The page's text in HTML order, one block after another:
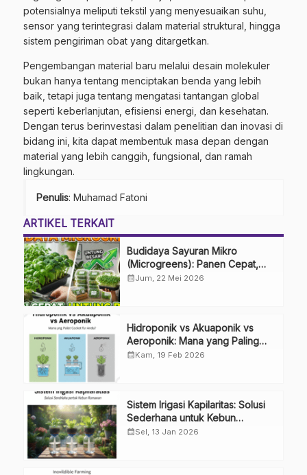
potensialnya meliputi tekstil yang menyesuaikan suhu,
sensor yang terintegrasi dalam material struktural, hingga
sistem pengiriman obat yang ditargetkan.
Pengembangan material baru melalui desain molekuler
bukan hanya tentang menciptakan benda yang lebih
baik, tetapi juga tentang mengatasi tantangan global
seperti keberlanjutan, efisiensi energi, dan kesehatan.
Dengan terus berinvestasi dalam penelitian dan inovasi di
bidang ini, kita dapat membentuk masa depan dengan
material yang lebih canggih, fungsional, dan ramah
lingkungan.
Penulis: Muhamad Fatoni
ARTIKEL TERKAIT
Budidaya Sayuran Mikro
(Microgreens): Panen Cepat,
Untung Besar
calendar_monthJum, 22 Mei 2026
Hidroponik vs Akuaponik vs
Aeroponik: Mana yang Paling
Cocok untuk Anda?
calendar_monthKam, 19 Feb 2026
Sistem Irigasi Kapilaritas: Solusi
Sederhana untuk Kebun
Rumahan
calendar_monthSel, 13 Jan 2026